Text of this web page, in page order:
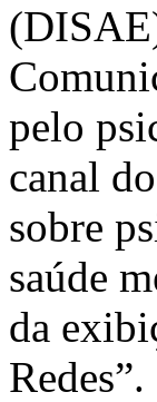
pelo
canal
sobre
saúde
da
Redes”.